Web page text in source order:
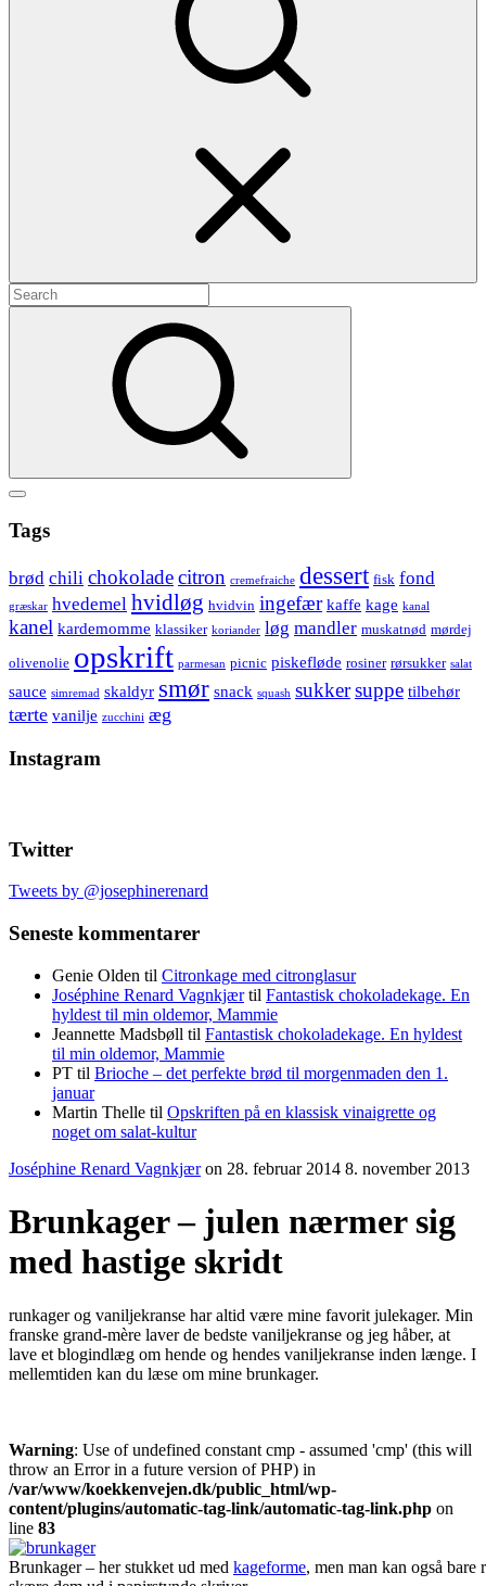
Search
for:
Show
sidebar
Header
Wrapper
Tags
brød chili chokoladecitron cremefraiche dessert fisk fond
græskar hvedemel hvidløg hvidvin ingefær kaffe kage kanal
kanel kardemomme klassiker koriander løg mandler muskatnød mørdej
olivenolie opskrift parmesan picnic piskefløde rosiner rørsukker salat
sauce simremad skaldyr smør snack squash sukkersuppe tilbehør
tærte vanilje zucchini æg
Instagram
Twitter
Tweets by @josephinerenard
Seneste kommentarer
Genie Olden til Citronkage med citronglasur
Joséphine Renard Vagnkjærtil Fantastisk chokoladekage. En
hyldest til min oldemor, Mammie
Jeannette Madsbøll til Fantastisk chokoladekage. En hyldest
til min oldemor, Mammie
PT til Brioche – det perfekte brød til morgenmaden den 1.
januar
Martin Thelle til Opskriften på en klassisk vinaigrette og
noget om salat-kultur
Joséphine Renard Vagnkjær on 28. februar 2014 8. november 2013
Brunkager – julen nærmer sig
med hastige skridt
runkager og vaniljekranse har altid være mine favorit julekager. Min
franske grand-mère laver de bedste vaniljekranse og jeg håber, at
lave et blogindlæg om hende og hendes vaniljekranse inden længe. I
mellemtiden kan du læse om mine brunkager.
Warning: Use of undefined constant cmp - assumed 'cmp' (this will
throw an Error in a future version of PHP) in
/var/www/koekkenvejen.dk/public_html/wp-
content/plugins/automatic-tag-link/automatic-tag-link.php on
line 83
Brunkager – her stukket ud med kageforme, men man kan også bare